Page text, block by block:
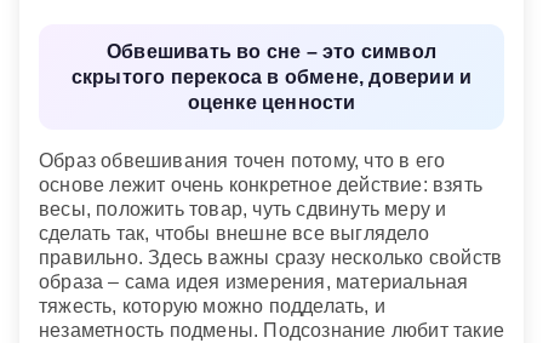
Обвешивать во сне – это символ
скрытого перекоса в обмене, доверии и
оценке ценности
Образ обвешивания точен потому, что в его
основе лежит очень конкретное действие: взять
весы, положить товар, чуть сдвинуть меру и
сделать так, чтобы внешне все выглядело
правильно. Здесь важны сразу несколько свойств
образа – сама идея измерения, материальная
тяжесть, которую можно подделать, и
незаметность подмены. Подсознание любит такие